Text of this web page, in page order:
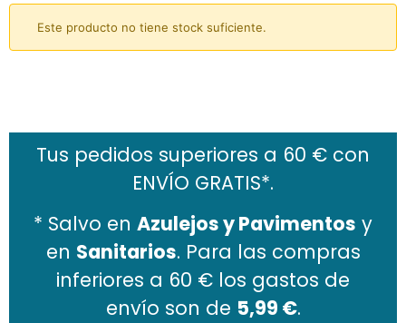
Este producto no tiene stock suficiente.
Tus pedidos superiores a 60 € con
ENVÍO GRATIS*.
* Salvo en Azulejos y Pavimentos y
en Sanitarios. Para las compras
inferiores a 60 € los gastos de
envío son de 5,99 €.